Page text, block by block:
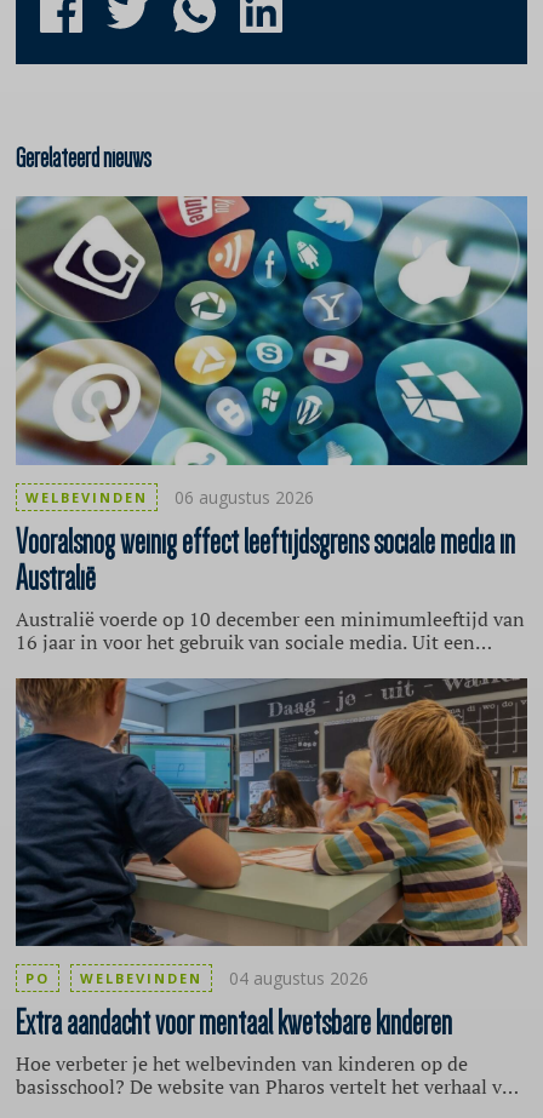
Gerelateerd nieuws
Vooralsnogweinig effect leeftijdsgrens sociale media in
Australië
Australië voerde op 10 december een minimumleeftijd van
16 jaar in voor het gebruik van sociale media. Uit een
directe effecten nog beperkt zijn. Het percentage jongeren
onder de 16 jaar dat sociale media gebruikt, daalde slechts
licht, van bijna 86 naar ruim 81 procent. Ook nam het
aantal kinderen met een eigen account af, maar veel
bestaande accounts bleven actief doordat sociale
mediaplatforms nog geen effectieve leeftijdscontrole
toepassen.
WELBEVINDEN 06 augustus 2026
Extraaandacht voor mentaal kwetsbare kinderen
Hoe verbeter je het welbevinden van kinderen op de
basisschool? De website van Pharos vertelt het verhaal van
PO WELBEVINDEN 04 augustus 2026